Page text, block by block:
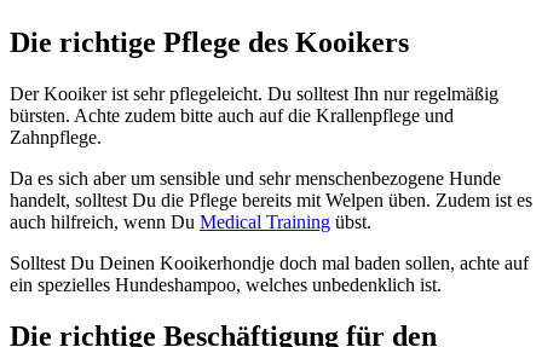
Die richtige Pflege des Kooikers
Der Kooiker ist sehr pflegeleicht. Du solltest Ihn nur regelmäßig
bürsten. Achte zudem bitte auch auf die Krallenpflege und
Zahnpflege.
Da es sich aber um sensible und sehr menschenbezogene Hunde
handelt, solltest Du die Pflege bereits mit Welpen üben. Zudem ist es
auch hilfreich, wenn Du Medical Training übst.
Solltest Du Deinen Kooikerhondje doch mal baden sollen, achte auf
ein spezielles Hundeshampoo, welches unbedenklich ist.
Die richtige Beschäftigung für den